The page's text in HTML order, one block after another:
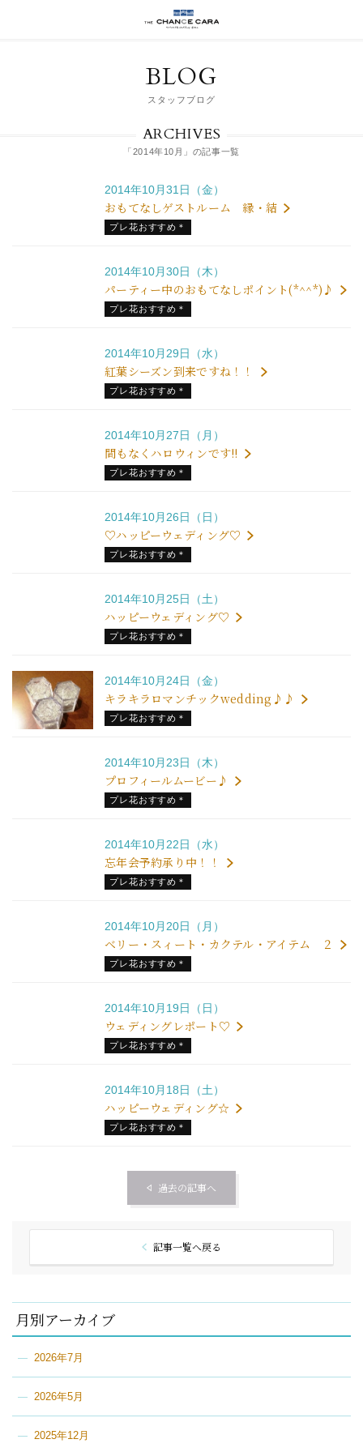
BLOG
スタッフブログ
ARCHIVES
「2014年10月」の記事一覧
2014年10月31日（金）
おもてなしゲストルーム 縁・結
プレ花おすすめ＊
2014年10月30日（木）
パーティー中のおもてなしポイント(*^^*)♪
プレ花おすすめ＊
2014年10月29日（水）
紅葉シーズン到来ですね！！
プレ花おすすめ＊
2014年10月27日（月）
間もなくハロウィンです!!
プレ花おすすめ＊
2014年10月26日（日）
♡ハッピーウェディング♡
プレ花おすすめ＊
2014年10月25日（土）
ハッピーウェディング♡
プレ花おすすめ＊
2014年10月24日（金）
キラキラロマンチックwedding♪♪
プレ花おすすめ＊
2014年10月23日（木）
プロフィールムービー♪
プレ花おすすめ＊
2014年10月22日（水）
忘年会予約承り中！！
プレ花おすすめ＊
2014年10月20日（月）
ベリー・スィート・カクテル・アイテム ２
プレ花おすすめ＊
2014年10月19日（日）
ウェディングレポート♡
プレ花おすすめ＊
2014年10月18日（土）
ハッピーウェディング☆
プレ花おすすめ＊
過去の記事へ
記事一覧へ戻る
月別アーカイブ
2026年7月
2026年5月
2025年12月